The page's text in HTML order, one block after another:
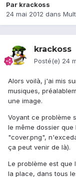
Par krackoss
24 mai 2012 dans
krackoss
Posté(e) 24
Alors voilà, j'ai mis
musiques,
une image.
Voyant ce problème
le même dossier
"cover.png",
ça peut venir de là).
Le problème est
la place, dans tous